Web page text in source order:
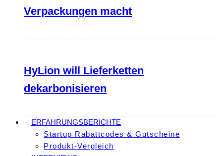
Verpackungen macht
HyLion will Lieferketten
dekarbonisieren
ERFAHRUNGSBERICHTE
Startup Rabattcodes & Gutscheine
Produkt-Vergleich